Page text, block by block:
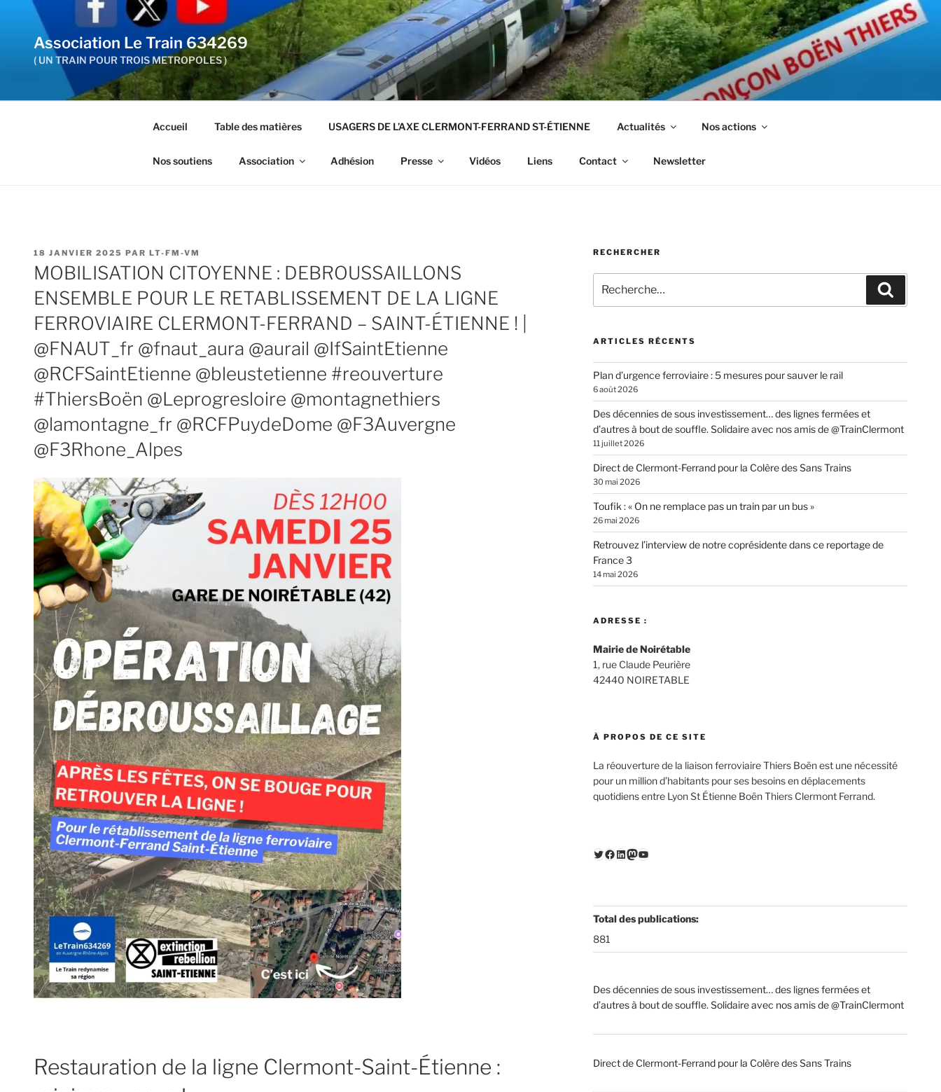
contenu
principal
Association Le Train 634269
( UN TRAIN POUR TROIS METROPOLES )
Accueil Table des matières USAGERS DE L’AXE CLERMONT-FERRAND ST-ÉTIENNE Actualités Nos actions
Nos soutiens Association Adhésion Presse Vidéos Liens Contact Newsletter
PUBLIÉ
LE
18 JANVIER 2025 PAR LT-FM-VM
MOBILISATION CITOYENNE : DEBROUSSAILLONS
ENSEMBLE POUR LE RETABLISSEMENT DE LA LIGNE
FERROVIAIRE CLERMONT-FERRAND – SAINT-ÉTIENNE ! |
@FNAUT_fr @fnaut_aura @aurail @IfSaintEtienne
@RCFSaintEtienne @bleustetienne #reouverture
#ThiersBoën @Leprogresloire @montagnethiers
@lamontagne_fr @RCFPuydeDome @F3Auvergne
@F3Rhone_Alpes
Restauration de la ligne Clermont-Saint-Étienne :
RECHERCHER
pour
:
ARTICLES RÉCENTS
Plan d’urgence ferroviaire : 5 mesures pour sauver le rail
6 août 2026
Des décennies de sous investissement… des lignes fermées et
d’autres à bout de souffle. Solidaire avec nos amis de @TrainClermont
11 juillet 2026
Direct de Clermont-Ferrand pour la Colère des Sans Trains
30 mai 2026
Toufik : « On ne remplace pas un train par un bus »
26 mai 2026
Retrouvez l’interview de notre coprésidente dans ce reportage de
France 3
14 mai 2026
ADRESSE :
Mairie de Noirétable
1, rue Claude Peurière
42440 NOIRETABLE
À PROPOS DE CE SITE
La réouverture de la liaison ferroviaire Thiers Boën est une nécessité
pour un million d’habitants pour ses besoins en déplacements
quotidiens entre Lyon St Étienne Boën Thiers Clermont Ferrand.
Twitter
Facebook
LinkedIn
Mastodon
YouTube
Total des publications:
881
Des décennies de sous investissement… des lignes fermées et
d’autres à bout de souffle. Solidaire avec nos amis de @TrainClermont
Direct de Clermont-Ferrand pour la Colère des Sans Trains